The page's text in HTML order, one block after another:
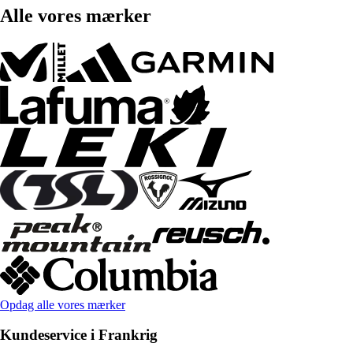
Alle vores mærker
Opdag alle vores mærker
Kundeservice i Frankrig